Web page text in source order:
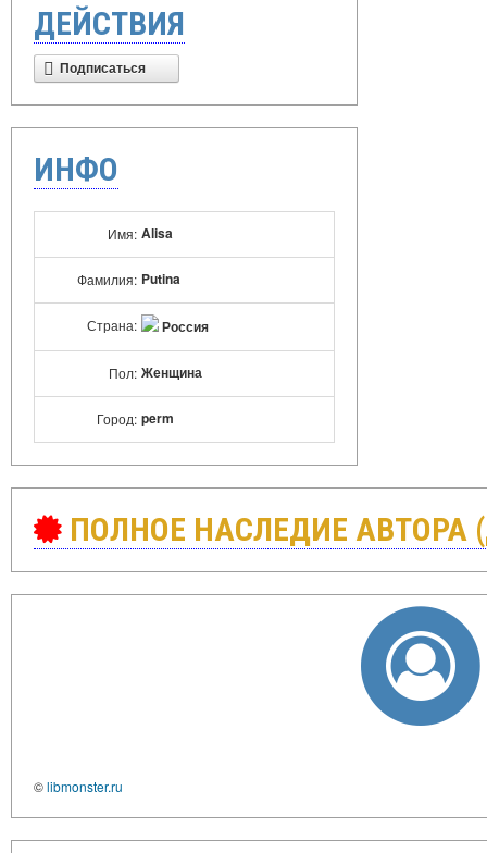
ДЕЙСТВИЯ
Подписаться
ИНФО
Имя: Alisa
Фамилия: Putina
Страна: Россия
Пол: Женщина
Город: perm
ПОЛНОЕ НАСЛЕДИЕ
©libmonster.ru